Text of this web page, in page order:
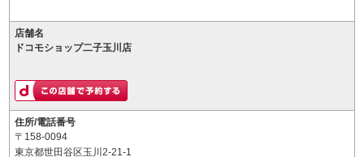
店舗名
ドコモショップ二子玉川店
住所/電話番号
〒158-0094
東京都世田谷区玉川2-21-1